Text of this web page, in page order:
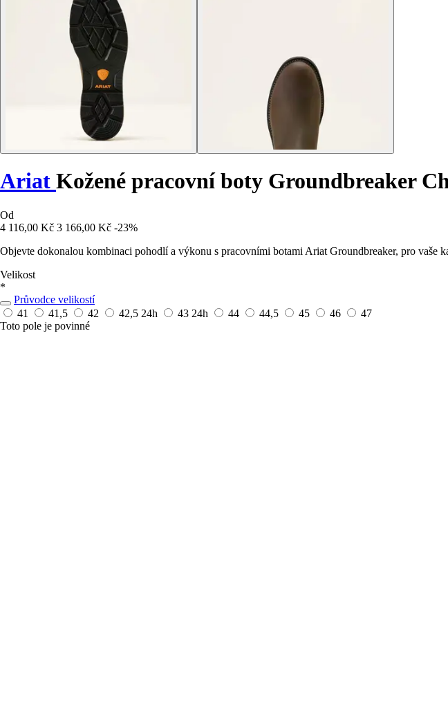
Ariat Kožené pracovní boty Groundbreaker
Od
4 116,00 Kč 3 166,00 Kč -23%
Objevte dokonalou kombinaci pohodlí a výkonu s pracovními botami Ariat Groundbreaker, pro vaše
Velikost
*
Průvodce velikostí
41
41,5 42 42,5 24h 43 24h 44 44,5 45 46
47
Toto pole je povinné